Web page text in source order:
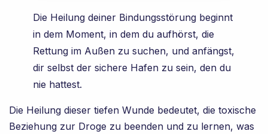
Die Heilung deiner Bindungsstörung beginnt
in dem Moment, in dem du aufhörst, die
Rettung im Außen zu suchen, und anfängst,
dir selbst der sichere Hafen zu sein, den du
nie hattest.
Die Heilung dieser tiefen Wunde bedeutet, die toxische
Beziehung zur Droge zu beenden und zu lernen, was